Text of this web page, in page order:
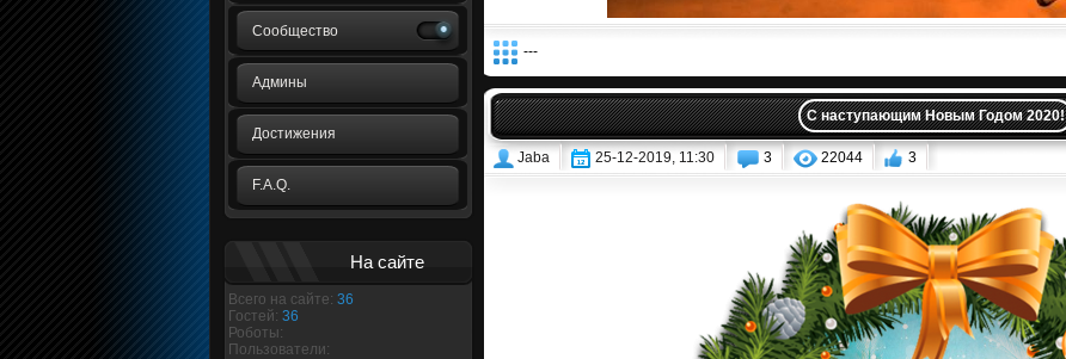
Сообщество
Админы
Достижения
F.A.Q.
На сайте
Всего на сайте: 36
Гостей: 36
Роботы:
Пользователи:
---
C наступающим Новым Годом 2020!
Jaba 25-12-2019, 11:30 3 22044 3